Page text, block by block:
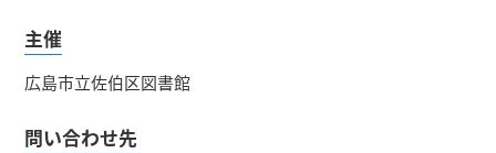
主催
広島市立佐伯区図書館
問い合わせ先